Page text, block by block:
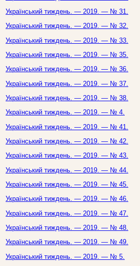
Український тиждень. — 2019. — № 31.
Український тиждень. — 2019. — № 32.
Український тиждень. — 2019. — № 33.
Український тиждень. — 2019. — № 35.
Український тиждень. — 2019. — № 36.
Український тиждень. — 2019. — № 37.
Український тиждень. — 2019. — № 38.
Український тиждень. — 2019. — № 4.
Український тиждень. — 2019. — № 41.
Український тиждень. — 2019. — № 42.
Український тиждень. — 2019. — № 43.
Український тиждень. — 2019. — № 44.
Український тиждень. — 2019. — № 45.
Український тиждень. — 2019. — № 46.
Український тиждень. — 2019. — № 47.
Український тиждень. — 2019. — № 48.
Український тиждень. — 2019. — № 49.
Український тиждень. — 2019. — № 5.